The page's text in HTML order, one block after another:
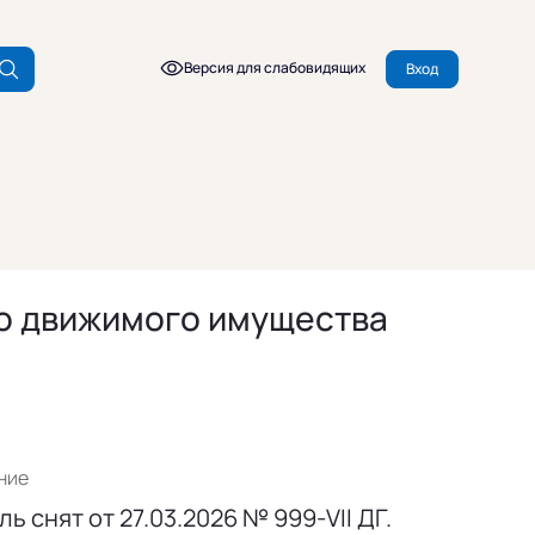
Версия для слабовидящих Вход
движимого имущества
снят от 27.03.2026 № 999-VII ДГ.